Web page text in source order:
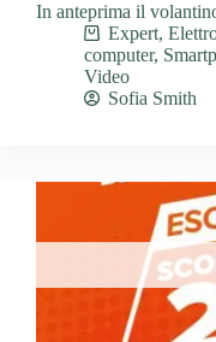
In anteprima il
Expert,
computer,
Video
Sofia Smith